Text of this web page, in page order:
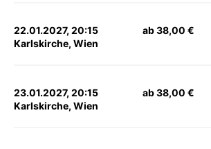
22.01.2027, 20:15
Karlskirche, Wien
ab 38,00 €
23.01.2027, 20:15
Karlskirche, Wien
ab 38,00 €